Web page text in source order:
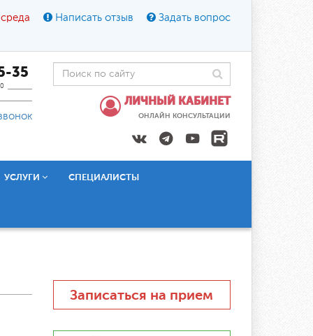
Написать отзыв Задать вопрос
35
ЛИЧНЫЙ КАБИНЕТ
ОНЛАЙН КОНСУЛЬТАЦИИ
УСЛУГИ СПЕЦИАЛИСТЫ
Записаться на прием